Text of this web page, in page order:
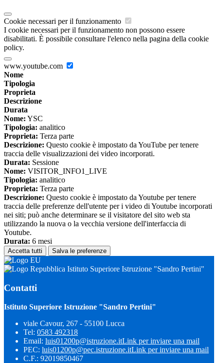
Cookie necessari per il funzionamento
I cookie necessari per il funzionamento non possono essere
disabilitati. È possibile consultare l'elenco nella pagina della cookie
policy.
www.youtube.com
Nome
Tipologia
Proprieta
Descrizione
Durata
Nome: YSC
Tipologia: analitico
Proprieta: Terza parte
Descrizione: Questo cookie è impostato da YouTube per tenere
traccia delle visualizzazioni dei video incorporati.
Durata: Sessione
Nome: VISITOR_INFO1_LIVE
Tipologia: analitico
Proprieta: Terza parte
Descrizione: Questo cookie è impostato da Youtube per tenere
traccia delle preferenze dell'utente per i video di Youtube incorporati
nei siti; può anche determinare se il visitatore del sito web sta
utilizzando la nuova o la vecchia versione dell'interfaccia di
Youtube.
Durata: 6 mesi
Accetta tutti Salva le preferenze
Istituto Superiore Istruzione "Sandro Pertini"
Contatti
Istituto Superiore Istruzione "Sandro Pertini"
viale Cavour, 267 - 55100 Lucca
Tel: 0583 492318
Email: luis01200p@istruzione.itLink per inviare una mail
PEC: luis01200p@pec.istruzione.itLink per inviare una mail
C.F.: 92019850467